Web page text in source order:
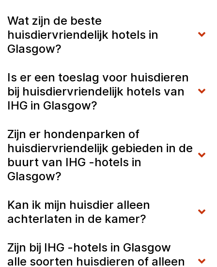
Wat zijn de beste
huisdiervriendelijk hotels in
Glasgow?
Is er een toeslag voor huisdieren
bij huisdiervriendelijk hotels van
IHG in Glasgow?
Zijn er hondenparken of
huisdiervriendelijk gebieden in de
buurt van IHG -hotels in
Glasgow?
Kan ik mijn huisdier alleen
achterlaten in de kamer?
Zijn bij IHG -hotels in Glasgow
alle soorten huisdieren of alleen